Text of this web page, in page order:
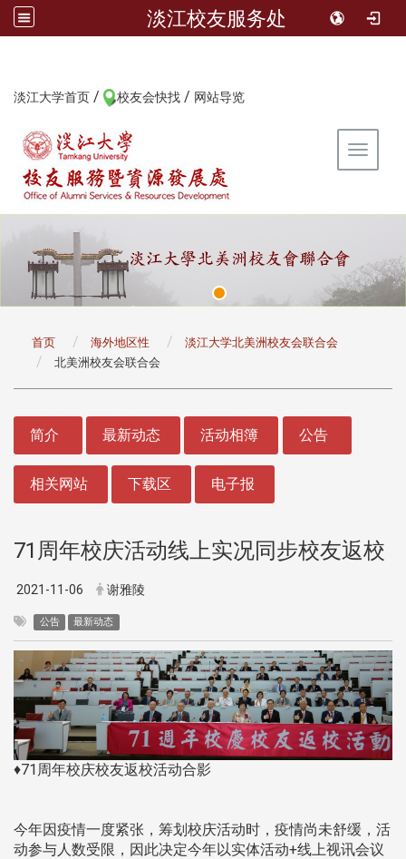
淡江校友服务处
淡江大学首页 / 校友会快找 / 网站导览
Toggle
首页 海外地区性
淡江大学北美洲校友会联合会
北美洲校友会联合会
简介 最新动态 活动相簿 公告
相关网站 下载区 电子报
71周年校庆活动线上实况同步校友返校
2021-11-06 谢雅陵
公告 最新动态
♦71周年校庆校友返校活动合影
今年因疫情一度紧张，筹划校庆活动时，疫情尚未舒缓，活
动参与人数受限，因此决定今年以实体活动+线上视讯会议